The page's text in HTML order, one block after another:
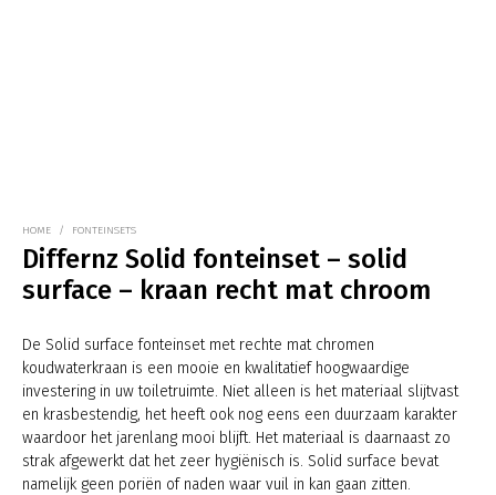
HOME / FONTEINSETS
Differnz Solid fonteinset – solid
surface – kraan recht mat chroom
De Solid surface fonteinset met rechte mat chromen
koudwaterkraan is een mooie en kwalitatief hoogwaardige
investering in uw toiletruimte. Niet alleen is het materiaal slijtvast
en krasbestendig, het heeft ook nog eens een duurzaam karakter
waardoor het jarenlang mooi blijft. Het materiaal is daarnaast zo
strak afgewerkt dat het zeer hygiënisch is. Solid surface bevat
namelijk geen poriën of naden waar vuil in kan gaan zitten.